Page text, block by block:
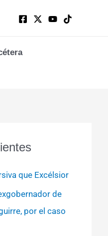
que Excélsior
de
por el caso